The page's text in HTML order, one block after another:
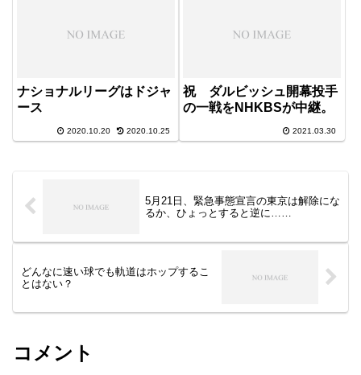
ナショナルリーグはドジャ
ース
2020.10.20 2020.10.25
祝 ダルビッシュ開幕投手
の一戦をNHKBSが中継。
2021.03.30
5月21日、緊急事態宣言の東京は解除にな
るか、ひょっとすると逆に……
どんなに速い球でも軌道はホップするこ
とはない？
コメント